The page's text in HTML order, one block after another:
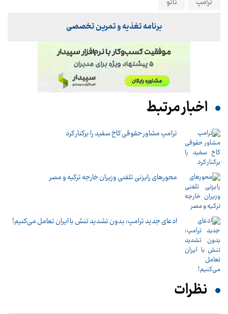
برنامه تغذیه و تمرین تخصصی
اخبار مرتبط
ترامپ مشاور حقوقی کاخ سفید را برکنار کرد
محورهای رایزنی تلفنی وزیران خارجه ترکیه و مصر
ادعای جدید ترامپ: بدون تشدید تنش با ایران تعامل می‌کنیم!
نظرات